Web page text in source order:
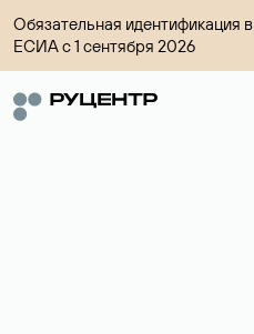
Обязательная идентификация в
ЕСИА с 1 сентября 2026